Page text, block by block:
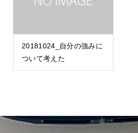
20181024_自分の強みに
ついて考えた